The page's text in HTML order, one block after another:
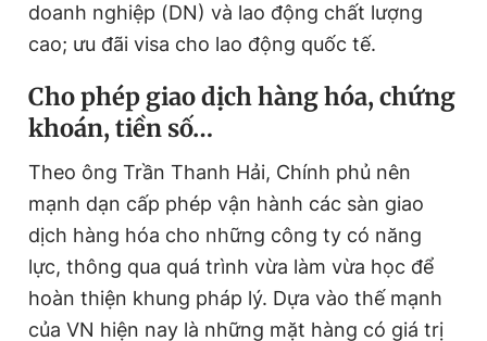
doanh nghiệp (DN) và lao động chất lượng
cao; ưu đãi visa cho lao động quốc tế.
Cho phép giao dịch hàng hóa, chứng
khoán, tiền số…
Theo ông Trần Thanh Hải, Chính phủ nên
mạnh dạn cấp phép vận hành các sàn giao
dịch hàng hóa cho những công ty có năng
lực, thông qua quá trình vừa làm vừa học để
hoàn thiện khung pháp lý. Dựa vào thế mạnh
của VN hiện nay là những mặt hàng có giá trị